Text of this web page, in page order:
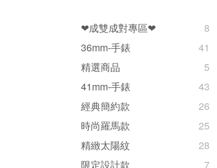
❤成雙成對專區❤
8
36mm-手錶
41
精選商品
5
41mm-手錶
43
經典簡約款
26
時尚羅馬款
25
精緻太陽紋
28
限定設計款
7